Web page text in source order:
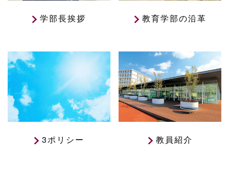
学部長挨拶 教育学部の沿革
3ポリシー 教員紹介